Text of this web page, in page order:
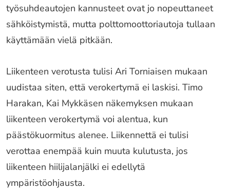
työsuhdeautojen kannusteet ovat jo nopeuttaneet
sähköistymistä, mutta polttomoottoriautoja tullaan
käyttämään vielä pitkään.
Liikenteen verotusta tulisi Ari Torniaisen mukaan
uudistaa siten, että verokertymä ei laskisi. Timo
Harakan, Kai Mykkäsen näkemyksen mukaan
liikenteen verokertymä voi alentua, kun
päästökuormitus alenee. Liikennettä ei tulisi
verottaa enempää kuin muuta kulutusta, jos
liikenteen hiilijalanjälki ei edellytä
ympäristöohjausta.